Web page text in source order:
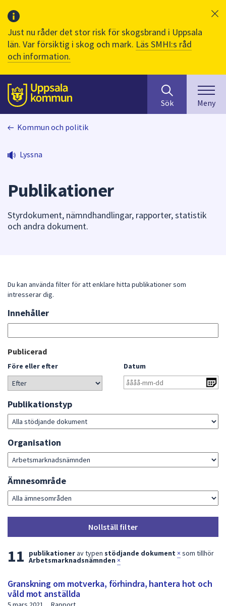
Just nu råder det stor risk för skogsbrand i Uppsala
län. Var försiktig i skog och mark. Läs SMHI:s råd
och information.
Till sidans
huvudinnehåll
efter
innehåll
på
kommer
Använd
att
enter
något
dem.
Sök Meny
Kommun och politik
Lyssna
Publikationer
Styrdokument, nämndhandlingar, rapporter, statistik
och andra dokument.
Du kan använda filter för att enklare hitta publikationer som
intresserar dig.
Sök
bland
publikationerna
Innehåller
Gå
direkt
till
sökresultat
Publicerad
Före eller efter Datum
Publikationstyp
Organisation
Ämnesområde
Nollställ filter
L
s
11 publikationerav typen stödjande dokument × som tillhör
Arbetsmarknadsnämnden ×
Granskning om motverka, förhindra, hantera hot och
våld mot anställda